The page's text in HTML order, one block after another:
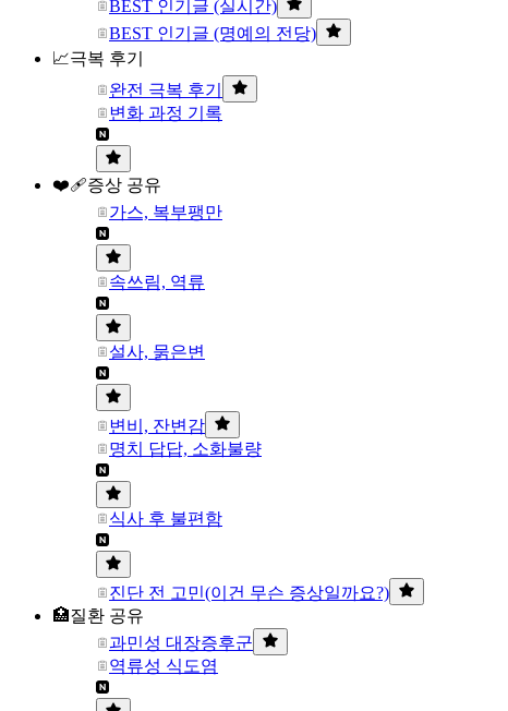
BEST 인기글 (실시간)
BEST 인기글 (명예의 전당)
📈극복 후기
완전 극복 후기
변화 과정 기록
❤️‍🩹증상 공유
가스, 복부팽만
속쓰림, 역류
설사, 묽은변
변비, 잔변감
명치 답답, 소화불량
식사 후 불편함
진단 전 고민(이건 무슨 증상일까요?)
🏥질환 공유
과민성 대장증후군
역류성 식도염